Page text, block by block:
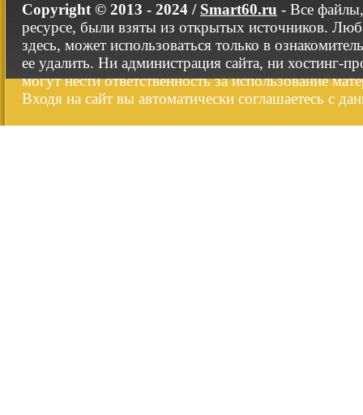
Copyright © 2013 - 2024 / Smart60.ru - Все
ресурсе, были взяты из открытых источников.
здесь, может использоваться только в
ее удалить. Ни администрация сайта, ни хостинг-
могут нести ответственность за использование
Входя на сайт вы автоматически соглашаетесь с